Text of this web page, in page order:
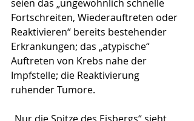
seien das „ungewöhnlich schnelle
Fortschreiten, Wiederauftreten oder
Reaktivieren“ bereits bestehender
Erkrankungen; das „atypische“
Auftreten von Krebs nahe der
Impfstelle; die Reaktivierung
ruhender Tumore.